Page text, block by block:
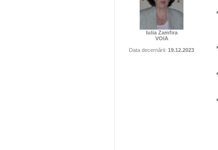
Iulia Zamfira
VOIA
Data decernării: 19.12.2023